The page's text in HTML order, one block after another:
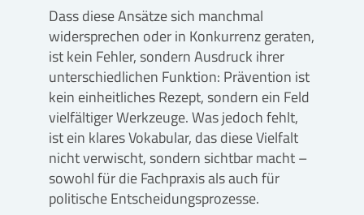
Dass diese Ansätze sich manchmal
widersprechen oder in Konkurrenz geraten,
ist kein Fehler, sondern Ausdruck ihrer
unterschiedlichen Funktion: Prävention ist
kein einheitliches Rezept, sondern ein Feld
vielfältiger Werkzeuge. Was jedoch fehlt,
ist ein klares Vokabular, das diese Vielfalt
nicht verwischt, sondern sichtbar macht –
sowohl für die Fachpraxis als auch für
politische Entscheidungsprozesse.